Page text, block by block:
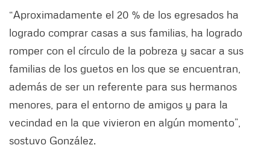
“Aproximadamente el 20 % de los egresados ha
logrado comprar casas a sus familias, ha logrado
romper con el círculo de la pobreza y sacar a sus
familias de los guetos en los que se encuentran,
además de ser un referente para sus hermanos
menores, para el entorno de amigos y para la
vecindad en la que vivieron en algún momento”,
sostuvo González.